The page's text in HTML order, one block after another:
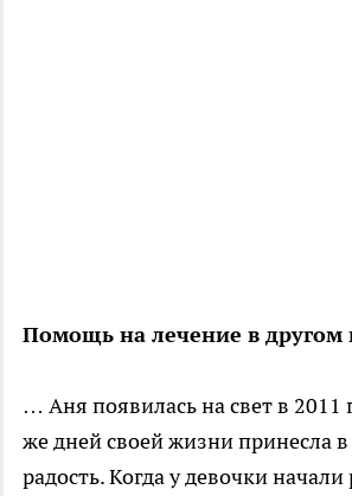
Помощь на лечение в другом
… Аня появилась на свет в 2011
же дней своей жизни принесла
радость. Когда у девочки начали